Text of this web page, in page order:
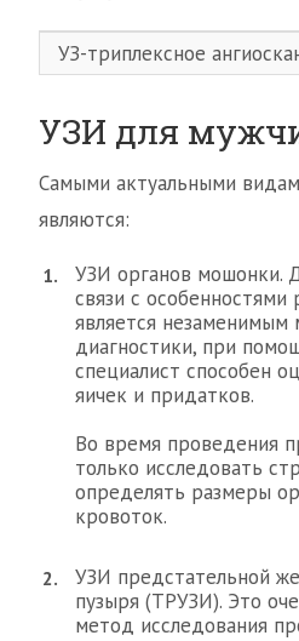
УЗ-триплексное
УЗИ для
Самыми актуальными
являются:
УЗИ органов мошонки.
связи с особенностями
является незаменимым
диагностики, при
специалист способен
яичек и придатков.
Во время проведения
только исследовать
определять размеры
кровоток.
УЗИ предстательной
пузыря (ТРУЗИ). Это
метод исследования